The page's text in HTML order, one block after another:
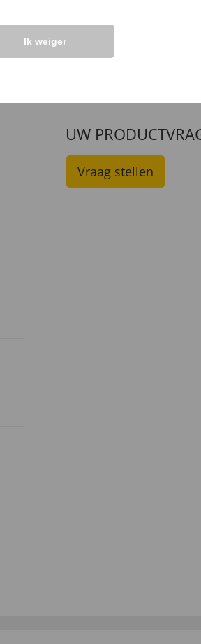
leer
€ 17
UW
Vraag stellen
Ik weiger